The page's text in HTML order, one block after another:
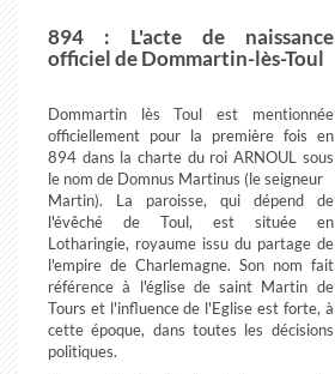
894 : L'acte de naissance
officiel de Dommartin-lès-Toul
Dommartin lès Toul est mentionnée
officiellement pour la première fois en
894 dans la charte du roi ARNOUL sous
le nom de Domnus Martinus (le seigneur
Martin). La paroisse, qui dépend de
l'évêché de Toul, est située en
Lotharingie, royaume issu du partage de
l'empire de Charlemagne. Son nom fait
référence à l'église de saint Martin de
Tours et l'influence de l'Eglise est forte, à
cette époque, dans toutes les décisions
politiques.